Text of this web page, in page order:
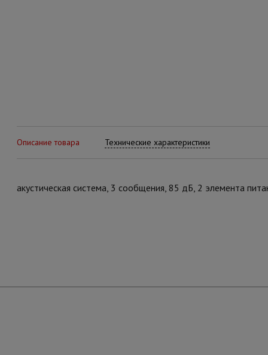
Описание товара Технические характеристики
акустическая система, 3 сообщения, 85 дБ, 2 элемента